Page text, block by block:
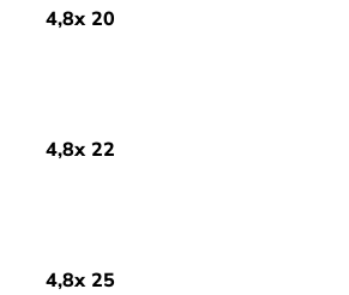
4,8х 20
4,8х 22
4,8х 25